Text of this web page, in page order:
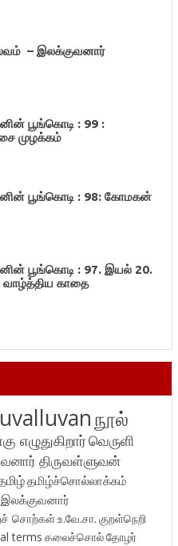
– இலக்குவனார்
பூங்கொடி : 99 :
முழக்கம்
பூங்கொடி : 98: கோமகன்
பூங்கொடி : 97. இயல் 20.
வாழ்த்திய காதை
நூல்
எழுதுகிறார்வெருளி
திருவள்ளுவன்
தமிழ்ச்சொல்லாக்கம்
சொற்கள்உ.வே.சா. குறள்நெறி
terms கலைச்சொல்தோழர்